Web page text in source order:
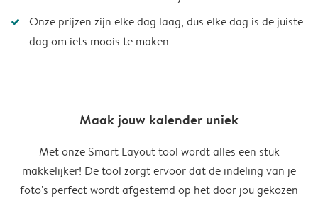
Onze prijzen zijn elke dag laag, dus elke dag is de juiste
dag om iets moois te maken
Maak jouw kalender uniek
Met onze Smart Layout tool wordt alles een stuk
makkelijker! De tool zorgt ervoor dat de indeling van je
foto's perfect wordt afgestemd op het door jou gekozen